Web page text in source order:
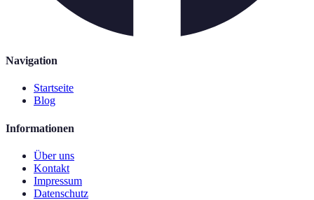
Navigation
Startseite
Blog
Informationen
Über uns
Kontakt
Impressum
Datenschutz